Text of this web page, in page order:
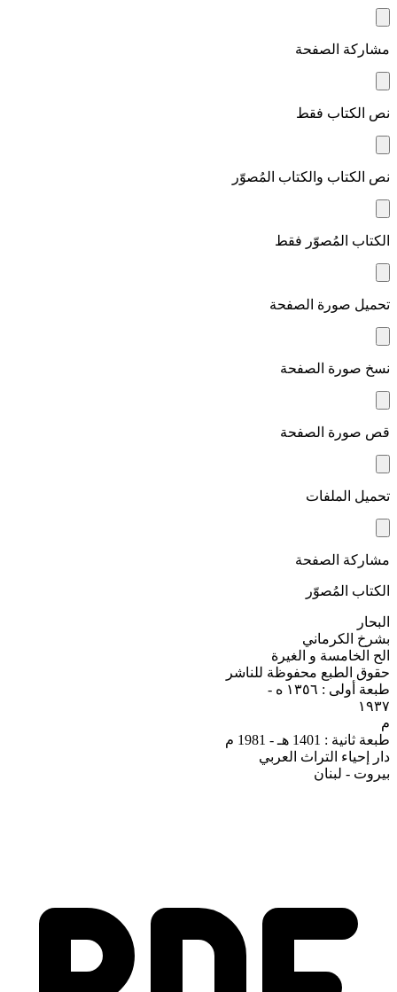
مشاركة الصفحة
نص الكتاب فقط
نص الكتاب والكتاب المُصوّر
الكتاب المُصوّر فقط
تحميل صورة الصفحة
نسخ صورة الصفحة
قص صورة الصفحة
تحميل الملفات
مشاركة الصفحة
الكتاب المُصوّر
البحار
بشرخ الكرماني
الح الخامسة و الغيرة
حقوق الطبع محفوظة للناشر
طبعة أولى : ١٣٥٦ ه -
۱۹۳۷
م
طبعة ثانية : 1401 هـ - 1981 م
دار إحياء التراث العربي
بيروت - لبنان